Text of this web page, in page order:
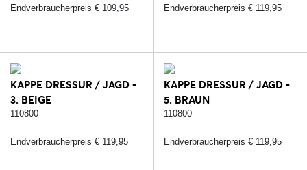
Endverbraucherpreis € 109,95 Endverbraucherpreis € 119,95
KAPPE DRESSUR / JAGD -
3. BEIGE
110800
Endverbraucherpreis € 119,95
KAPPE DRESSUR / JAGD -
5. BRAUN
110800
Endverbraucherpreis € 119,95